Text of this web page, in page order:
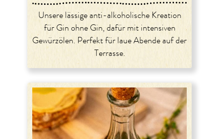
Unsere lässige anti-alkoholische Kreation
für Gin ohne Gin, dafür mit intensiven
Gewürzölen. Perfekt für laue Abende auf der
Terrasse.